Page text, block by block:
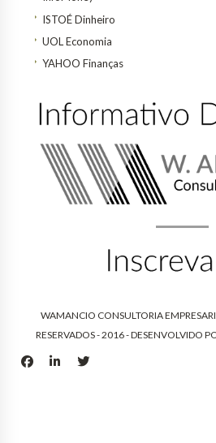
ISTOÉ Dinheiro
UOL Economia
YAHOO Finanças
WAMANCIO CONSULTORIA
RESERVADOS - 2016 - DESENVOLVIDO